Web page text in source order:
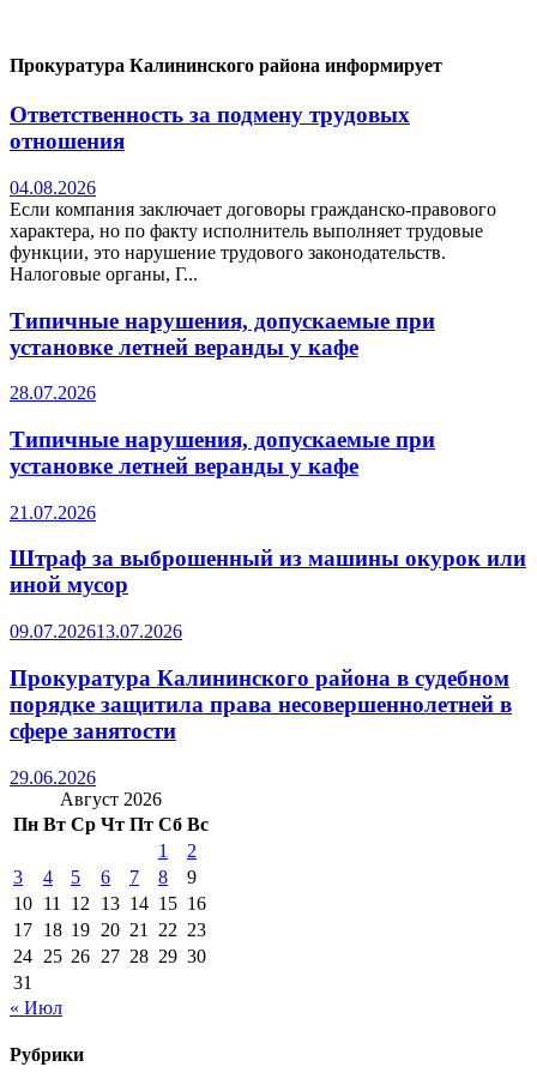
Прокуратура Калининского района информирует
Ответственность за подмену трудовых
отношения
04.08.2026
Если компания заключает договоры гражданско-правового
характера, но по факту исполнитель выполняет трудовые
функции, это нарушение трудового законодательств.
Налоговые органы, Г...
Типичные нарушения, допускаемые при
установке летней веранды у кафе
28.07.2026
Типичные нарушения, допускаемые при
установке летней веранды у кафе
21.07.2026
Штраф за выброшенный из машины окурок или
иной мусор
09.07.202613.07.2026
Прокуратура Калининского района в судебном
порядке защитила права несовершеннолетней в
сфере занятости
29.06.2026
Август 2026
Пн Вт Ср Чт Пт Сб Вс
1
2
3
4 5 6 7 8
9
10 11 12 13 14 15 16
17 18 19 20 21 22 23
24 25 26 27 28 29 30
31
« Июл
Рубрики